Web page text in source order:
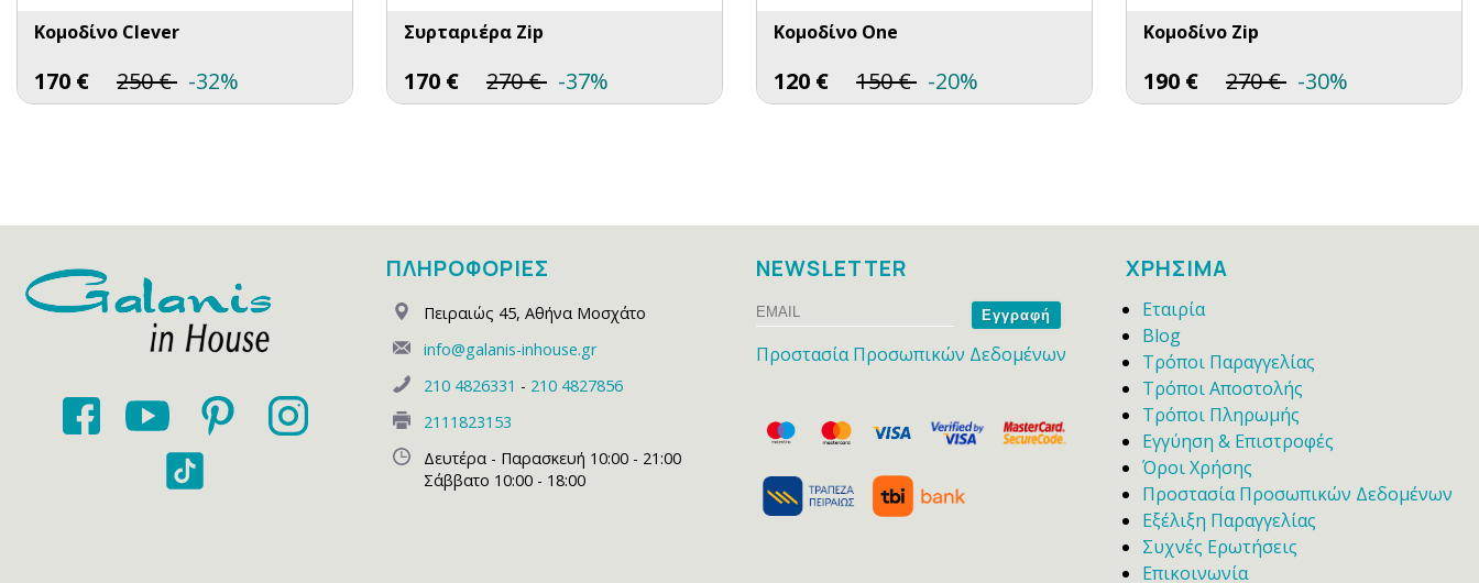
Κομοδίνο Clever
170 € 250€ -32%
Συρταριέρα Zip
170 € 270€ -37%
Κομοδίνο One
120 € 150€ -20%
Κομοδίνο Zip
190 € 270€ -30%
ΠΛΗΡΟΦΟΡΙΕΣ
Πειραιώς 45, Αθήνα Μοσχάτο
info@galanis-inhouse.gr
210 4826331 - 210 4827856
2111823153
Δευτέρα - Παρασκευή 10:00 - 21:00
Σάββατο 10:00 - 18:00
NEWSLETTER
Email
Name
Προστασία Προσωπικών Δεδομένων
ΧΡΗΣΙΜΑ
Εταιρία
Blog
Τρόποι Παραγγελίας
Τρόποι Αποστολής
Τρόποι Πληρωμής
Εγγύηση & Επιστροφές
Όροι Χρήσης
Προστασία Προσωπικών Δεδομένων
Εξέλιξη Παραγγελίας
Συχνές Ερωτήσεις
Επικοινωνία